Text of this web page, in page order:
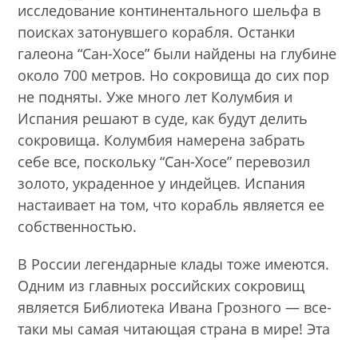
исследование континентального шельфа в
поисках затонувшего корабля. Останки
галеона “Сан-Хосе” были найдены на глубине
около 700 метров. Но сокровища до сих пор
не подняты. Уже много лет Колумбия и
Испания решают в суде, как будут делить
сокровища. Колумбия намерена забрать
себе все, поскольку “Сан-Хосе” перевозил
золото, украденное у индейцев. Испания
настаивает на том, что корабль является ее
собственностью.
В России легендарные клады тоже имеются.
Одним из главных российских сокровищ
является Библиотека Ивана Грозного — все-
таки мы самая читающая страна в мире! Эта